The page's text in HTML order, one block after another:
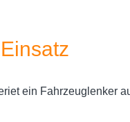
ein Fahrzeuglenker